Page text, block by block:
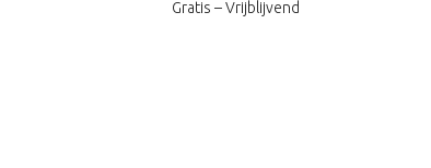
Gratis – Vrijblijvend